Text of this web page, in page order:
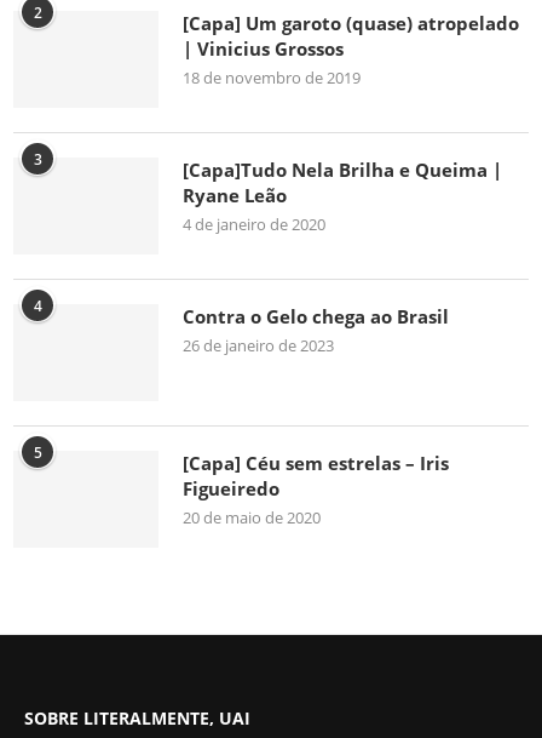
2
[Capa] Um garoto (quase) atropelado
| Vinicius Grossos
18 de novembro de 2019
3
[Capa]Tudo Nela Brilha e Queima |
Ryane Leão
4 de janeiro de 2020
4 Contra o Gelo chega ao Brasil
26 de janeiro de 2023
5
[Capa] Céu sem estrelas – Iris
Figueiredo
20 de maio de 2020
SOBRE LITERALMENTE, UAI